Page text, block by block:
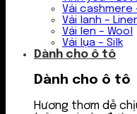
Vải cashmere
Vải lanh –
Vải len – Wool
Vải lụa – Silk
Dành cho ô tô
Dành cho ô tô
Hương thơm dễ